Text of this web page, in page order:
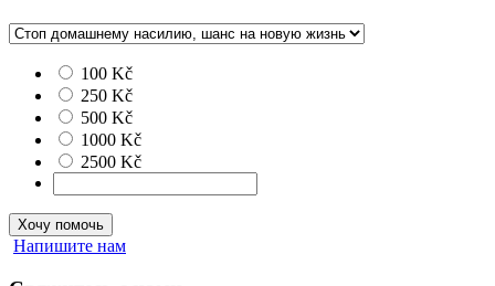
100 Kč
250 Kč
500 Kč
1000 Kč
2500 Kč
Хочу помочь
Напишите нам